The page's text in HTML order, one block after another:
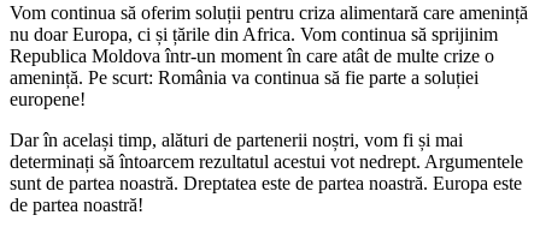
Vom continua să oferim soluții pentru criza alimentară care amenință
nu doar Europa, ci și țările din Africa. Vom continua să sprijinim
Republica Moldova într-un moment în care atât de multe crize o
amenință. Pe scurt: România va continua să fie parte a soluției
europene!
Dar în același timp, alături de partenerii noștri, vom fi și mai
determinați să întoarcem rezultatul acestui vot nedrept. Argumentele
sunt de partea noastră. Dreptatea este de partea noastră. Europa este
de partea noastră!